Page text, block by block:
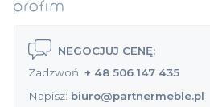
NEGOCJUJ CENĘ:
Zadzwoń: + 48 506 147 435
Napisz: biuro@partnermeble.pl